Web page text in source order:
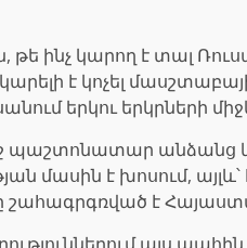
թե ինչ կարող է տալ
կարելի է կոչել
երկու
պաշտոնատար անձանց
մասին է խոսում,
շահագրգռված է